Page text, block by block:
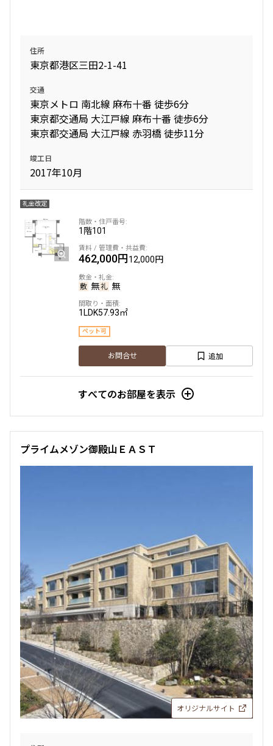
住所
東京都港区三田2-1-41
交通
東京メトロ 南北線 麻布十番 徒歩6分
東京都交通局 大江戸線 麻布十番 徒歩6分
東京都交通局 大江戸線 赤羽橋 徒歩11分
竣工日
2017年10月
礼金改定
1階101
462,000円12,000円
無 無
1LDK57.93㎡
ペット可
お問合せ 追加
すべてのお部屋を表示
プライムメゾン御殿山ＥＡＳＴ
オリジナルサイト